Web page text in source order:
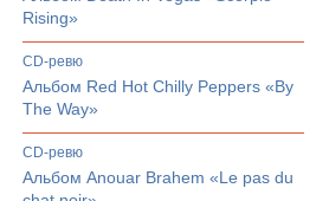
Rising»
CD-ревю
Альбом Red Hot Chilly Peppers «By
The Way»
CD-ревю
Альбом Anouar Brahem «Le pas du